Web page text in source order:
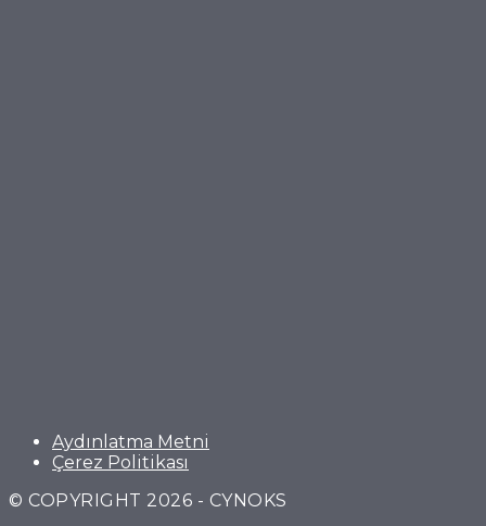
Aydınlatma Metni
Çerez Politikası
© COPYRIGHT 2026 - CYNOKS